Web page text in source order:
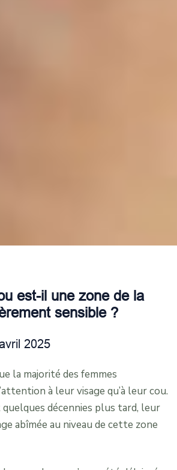
est-il une zone de la
sensible ?
2025
la majorité des femmes
à leur visage qu’à leur cou.
décennies plus tard, leur
abîmée au niveau de cette zone